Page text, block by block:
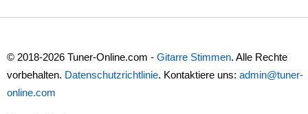
© 2018-2026 Tuner-Online.com - Gitarre Stimmen. Alle Rechte
vorbehalten. Datenschutzrichtlinie. Kontaktiere uns: admin@tuner-
online.com